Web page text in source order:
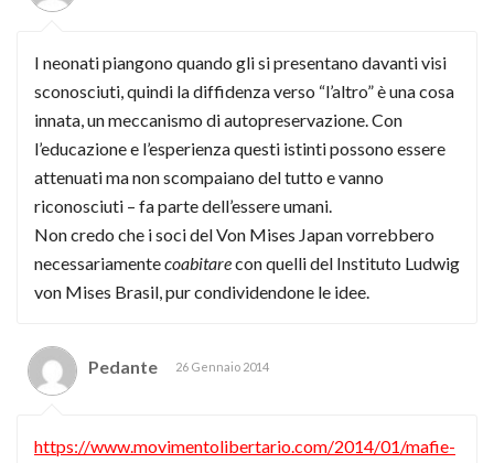
I neonati piangono quando gli si presentano davanti visi
sconosciuti, quindi la diffidenza verso “l’altro” è una cosa
innata, un meccanismo di autopreservazione. Con
l’educazione e l’esperienza questi istinti possono essere
attenuati ma non scompaiano del tutto e vanno
riconosciuti – fa parte dell’essere umani.
Non credo che i soci del Von Mises Japan vorrebbero
necessariamentecoabitarecon quelli del Instituto Ludwig
von Mises Brasil, pur condividendone le idee.
Pedante 26 Gennaio 2014
https://www.movimentolibertario.com/2014/01/mafie-